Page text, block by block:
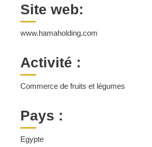
Site web:
www.hamaholding.com
Activité :
Commerce de fruits et légumes
Pays :
Egypte